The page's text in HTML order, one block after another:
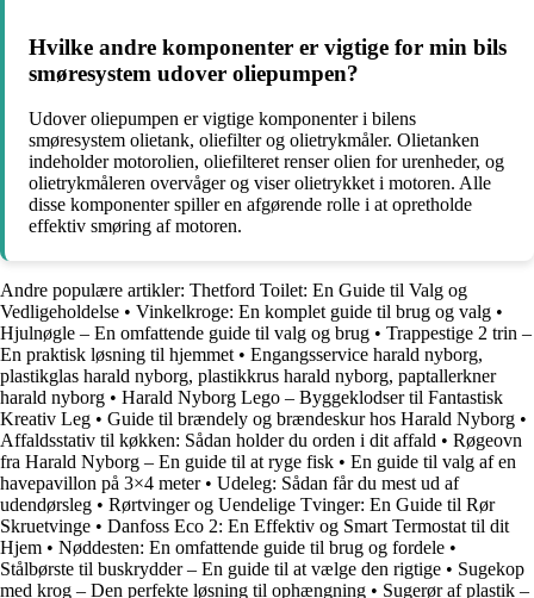
Hvilke andre komponenter er vigtige for min bils
smøresystem udover oliepumpen?
Udover oliepumpen er vigtige komponenter i bilens
smøresystem olietank, oliefilter og olietrykmåler. Olietanken
indeholder motorolien, oliefilteret renser olien for urenheder, og
olietrykmåleren overvåger og viser olietrykket i motoren. Alle
disse komponenter spiller en afgørende rolle i at opretholde
effektiv smøring af motoren.
Andre populære artikler: Thetford Toilet: En Guide til Valg og
Vedligeholdelse • Vinkelkroge: En komplet guide til brug og valg •
Hjulnøgle – En omfattende guide til valg og brug • Trappestige 2 trin –
En praktisk løsning til hjemmet • Engangsservice harald nyborg,
plastikglas harald nyborg, plastikkrus harald nyborg, paptallerkner
harald nyborg • Harald Nyborg Lego – Byggeklodser til Fantastisk
Kreativ Leg • Guide til brændely og brændeskur hos Harald Nyborg •
Affaldsstativ til køkken: Sådan holder du orden i dit affald • Røgeovn
fra Harald Nyborg – En guide til at ryge fisk • En guide til valg af en
havepavillon på 3×4 meter• Udeleg: Sådan får du mest ud af
udendørsleg • Rørtvinger og Uendelige Tvinger: En Guide til Rør
Skruetvinge • Danfoss Eco 2: En Effektiv og Smart Termostat til dit
Hjem • Nøddesten: En omfattende guide til brug og fordele •
Stålbørste til buskrydder – En guide til at vælge den rigtige • Sugekop
med krog – Den perfekte løsning til ophængning • Sugerør af plastik –